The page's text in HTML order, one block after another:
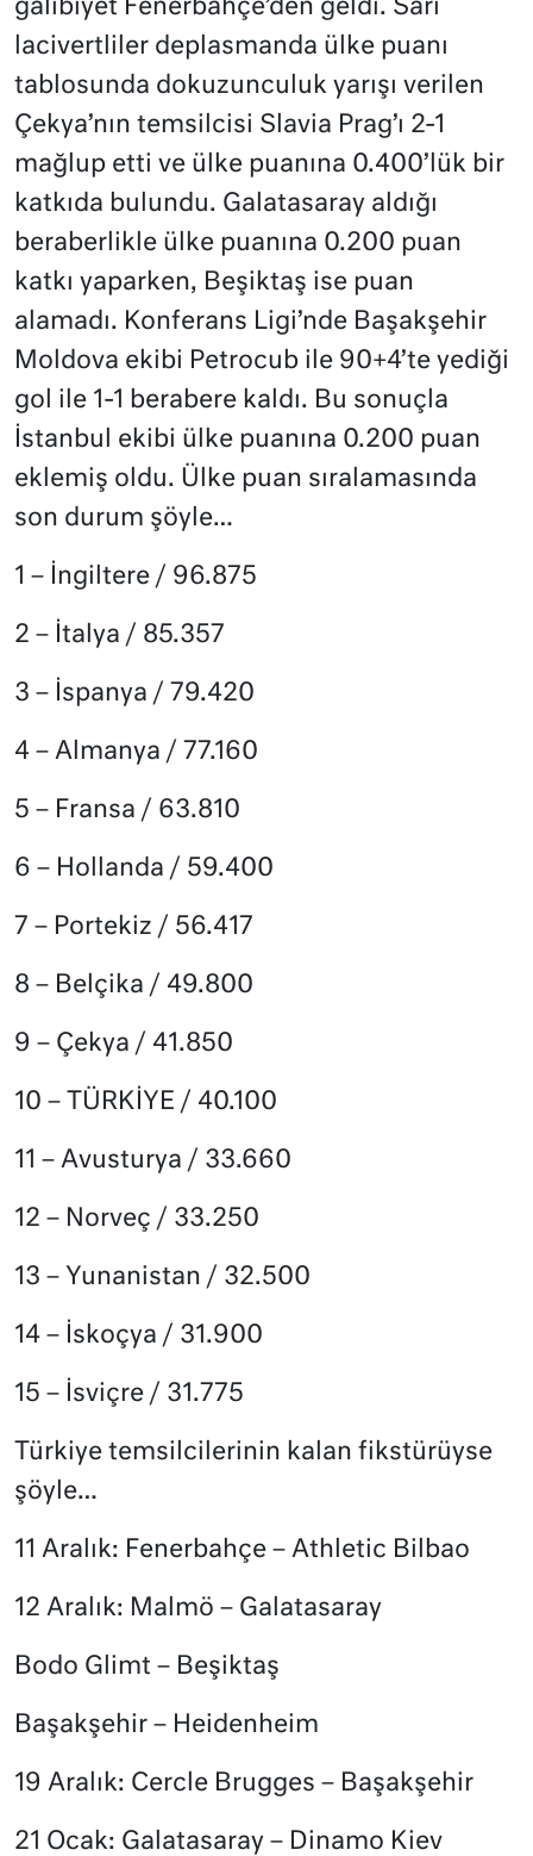
galibiyet Fenerbahçe’den geldi. Sarı
lacivertliler deplasmanda ülke puanı
tablosunda dokuzunculuk yarışı verilen
Çekya’nın temsilcisi Slavia Prag’ı 2-1
mağlup etti ve ülke puanına 0.400’lük bir
katkıda bulundu. Galatasaray aldığı
beraberlikle ülke puanına 0.200 puan
katkı yaparken, Beşiktaş ise puan
alamadı. Konferans Ligi’nde Başakşehir
Moldova ekibi Petrocub ile 90+4’te yediği
gol ile 1-1 berabere kaldı. Bu sonuçla
İstanbul ekibi ülke puanına 0.200 puan
eklemiş oldu. Ülke puan sıralamasında
son durum şöyle…
1 – İngiltere / 96.875
2 – İtalya / 85.357
3 – İspanya / 79.420
4 – Almanya / 77.160
5 – Fransa / 63.810
6 – Hollanda / 59.400
7 – Portekiz / 56.417
8 – Belçika / 49.800
9 – Çekya / 41.850
10 – TÜRKİYE / 40.100
11 – Avusturya / 33.660
12 – Norveç / 33.250
13 – Yunanistan / 32.500
14 – İskoçya / 31.900
15 – İsviçre / 31.775
Türkiye temsilcilerinin kalan fikstürüyse
şöyle…
11 Aralık: Fenerbahçe – Athletic Bilbao
12 Aralık: Malmö – Galatasaray
Bodo Glimt – Beşiktaş
Başakşehir – Heidenheim
19 Aralık: Cercle Brugges – Başakşehir
21 Ocak: Galatasaray – Dinamo Kiev